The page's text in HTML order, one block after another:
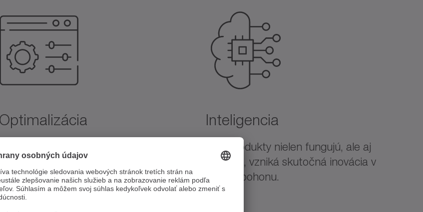
Optimalizácia
ide predovšetkým o zlepšenia.
Inteligencia
Keď produkty nielen fungujú, ale aj
„chápu“, vzniká skutočná inovácia v
oblasti pohonu.